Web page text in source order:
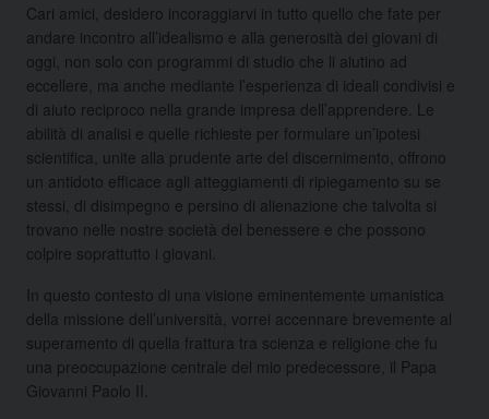
Cari amici, desidero incoraggiarvi in tutto quello che fate per
andare incontro all’idealismo e alla generosità dei giovani di
oggi, non solo con programmi di studio che li aiutino ad
eccellere, ma anche mediante l’esperienza di ideali condivisi e
di aiuto reciproco nella grande impresa dell’apprendere. Le
abilità di analisi e quelle richieste per formulare un’ipotesi
scientifica, unite alla prudente arte del discernimento, offrono
un antidoto efficace agli atteggiamenti di ripiegamento su se
stessi, di disimpegno e persino di alienazione che talvolta si
trovano nelle nostre società del benessere e che possono
colpire soprattutto i giovani.
In questo contesto di una visione eminentemente umanistica
della missione dell’università, vorrei accennare brevemente al
superamento di quella frattura tra scienza e religione che fu
una preoccupazione centrale del mio predecessore, il Papa
Giovanni Paolo II.